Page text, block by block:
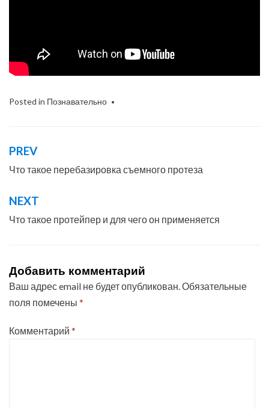
Posted in Познавательно
Навигация
по
записям
PREV
Что такое перебазировка съемного протеза
NEXT
Что такое протейпер и для чего он применяется
Добавить комментарий
Ваш адрес email не будет опубликован. Обязательные
поля помечены *
Комментарий *